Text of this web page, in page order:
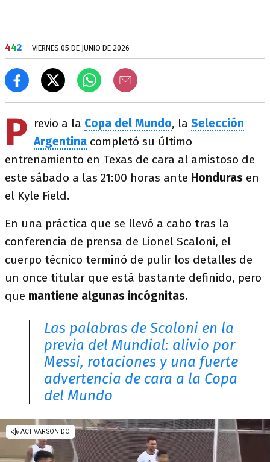
442 VIERNES 05 DE JUNIO DE 2026
P revio a la Copa del Mundo, la Selección
Argentina completó su último
entrenamiento en Texas de cara al amistoso de
este sábado a las 21:00 horas ante Honduras en
el Kyle Field.
En una práctica que se llevó a cabo tras la
conferencia de prensa de Lionel Scaloni, el
cuerpo técnico terminó de pulir los detalles de
un once titular que está bastante definido, pero
que mantiene algunas incógnitas.
Las palabras de Scaloni en la
previa del Mundial: alivio por
Messi, rotaciones y una fuerte
advertencia de cara a la Copa
del Mundo